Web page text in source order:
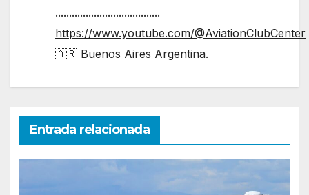
......................................
https://www.youtube.com/@AviationClubCenter
🇦🇷 Buenos Aires Argentina.
Entrada relacionada